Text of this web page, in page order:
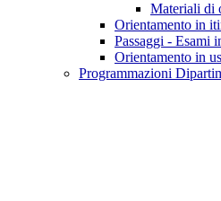
Materiali di
Orientamento in
Passaggi - Esami
Orientamento in
Programmazioni